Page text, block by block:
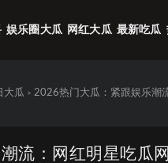
娱乐圈大瓜 网红大瓜 最新吃瓜
大瓜 > 2026热门大瓜：紧跟娱乐潮
流：网红明星吃瓜